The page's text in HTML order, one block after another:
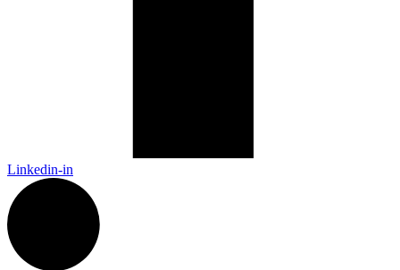
Linkedin-in